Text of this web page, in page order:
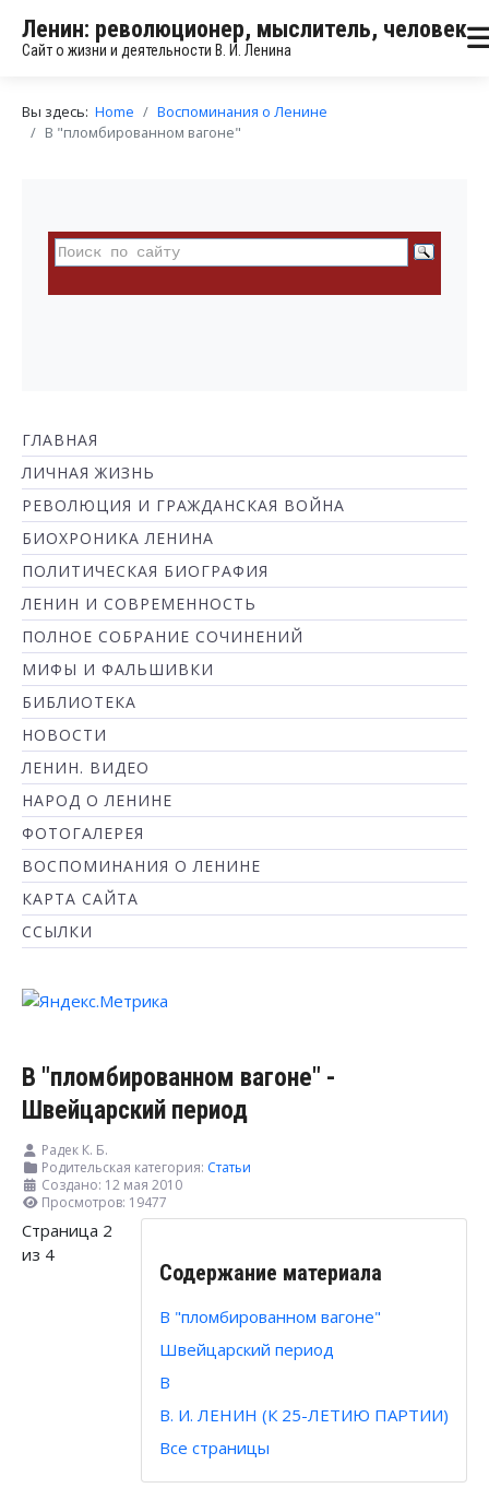
Ленин: революционер, мыслитель, человек
Сайт о жизни и деятельности В. И. Ленина
Вы здесь: Home
Воспоминания о Ленине
В "пломбированном вагоне"
ГЛАВНАЯ
ЛИЧНАЯ ЖИЗНЬ
РЕВОЛЮЦИЯ И ГРАЖДАНСКАЯ ВОЙНА
БИОХРОНИКА ЛЕНИНА
ПОЛИТИЧЕСКАЯ БИОГРАФИЯ
ЛЕНИН И СОВРЕМЕННОСТЬ
ПОЛНОЕ СОБРАНИЕ СОЧИНЕНИЙ
МИФЫ И ФАЛЬШИВКИ
БИБЛИОТЕКА
НОВОСТИ
ЛЕНИН. ВИДЕО
НАРОД О ЛЕНИНЕ
ФОТОГАЛЕРЕЯ
ВОСПОМИНАНИЯ О ЛЕНИНЕ
КАРТА САЙТА
ССЫЛКИ
В "пломбированном вагоне" -
Швейцарский период
Радек К. Б.
Родительская категория: Статьи
Создано: 12 мая 2010
Просмотров: 19477
Содержание материала
В "пломбированном вагоне"
Швейцарский период
В
В. И. ЛЕНИН (К 25-ЛЕТИЮ ПАРТИИ)
Все страницы
Страница 2
из 4